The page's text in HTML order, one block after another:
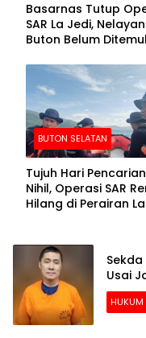
Basarnas Tutup
SAR La Jedi, Nelayan
Buton Belum
BUTON SELATAN
Tujuh Hari Pencarian
Nihil, Operasi SAR
Hilang di Perairan
Usai
HUKUM